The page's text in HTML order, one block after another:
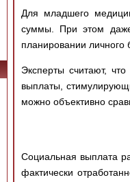
Для младшего
суммы. При этом даже
планировании личного
Эксперты считают,
выплаты,
можно объективно
Социальная выплата
фактически